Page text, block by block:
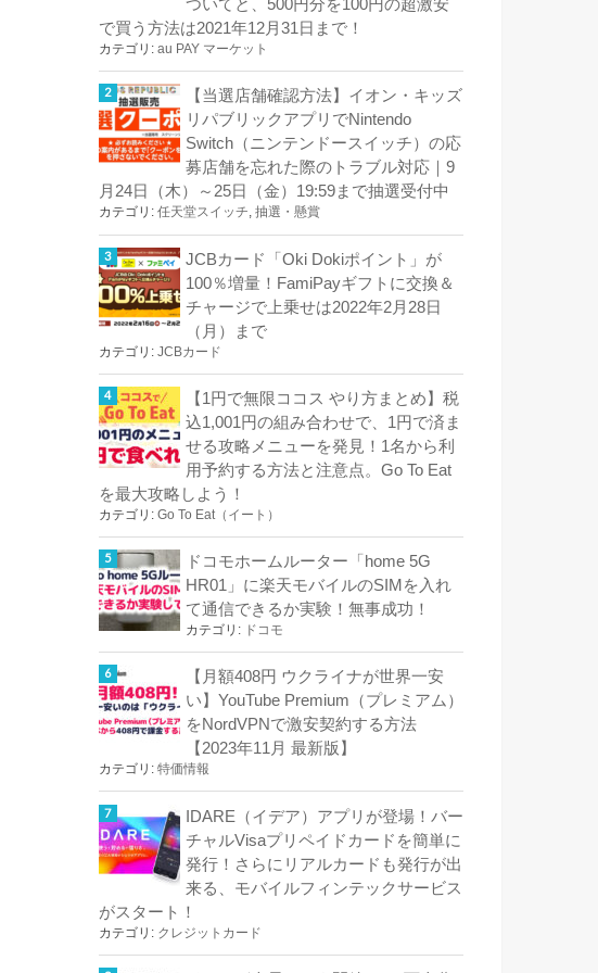
ついてと、500円分を100円の超激安
で買う方法は2021年12月31日まで！
カテゴリ: au PAY マーケット
【当選店舗確認方法】イオン・キッズ
リパブリックアプリでNintendo
Switch（ニンテンドースイッチ）の応
募店舗を忘れた際のトラブル対応｜9
月24日（木）～25日（金）19:59まで抽選受付中
カテゴリ: 任天堂スイッチ, 抽選・懸賞
JCBカード「Oki Dokiポイント」が
100％増量！FamiPayギフトに交換＆
チャージで上乗せは2022年2月28日
（月）まで
カテゴリ: JCBカード
【1円で無限ココス やり方まとめ】税
込1,001円の組み合わせで、1円で済ま
せる攻略メニューを発見！1名から利
用予約する方法と注意点。Go To Eat
を最大攻略しよう！
カテゴリ: Go To Eat（イート）
ドコモホームルーター「home 5G
HR01」に楽天モバイルのSIMを入れ
て通信できるか実験！無事成功！
カテゴリ: ドコモ
【月額408円 ウクライナが世界一安
い】YouTube Premium（プレミアム）
をNordVPNで激安契約する方法
【2023年11月 最新版】
カテゴリ: 特価情報
IDARE（イデア）アプリが登場！バー
チャルVisaプリペイドカードを簡単に
発行！さらにリアルカードも発行が出
来る、モバイルフィンテックサービス
がスタート！
カテゴリ: クレジットカード